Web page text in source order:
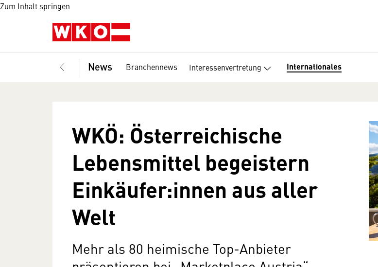
Zum Inhalt springen
News Branchennews Interessenvertretung Internationales
WKÖ: Österreichische
Lebensmittel begeistern
Einkäufer:innen aus aller
Welt
Mehr als 80 heimische Top-Anbieter